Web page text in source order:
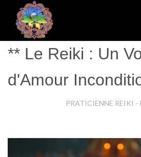
** Le Reiki : Un
d'Amour
PRATICIENNE REIKI -